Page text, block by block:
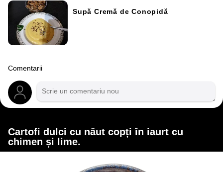
Supă Cremă de Conopidă
Comentarii
Cartofi dulci cu năut copți în iaurt cu
chimen și lime.